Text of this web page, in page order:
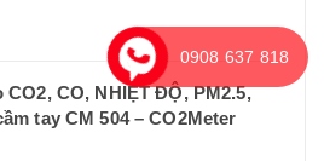
CO2, CO, NHIỆT ĐỘ, PM2.5,
tay CM 504 – CO2Meter
0908 637 818